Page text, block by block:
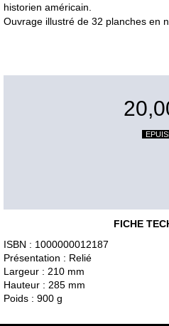
historien américain.
Ouvrage illustré de 32 planches en
FICHE
ISBN : 1000000012187
Présentation : Relié
Largeur : 210 mm
Hauteur : 285 mm
Poids : 900 g